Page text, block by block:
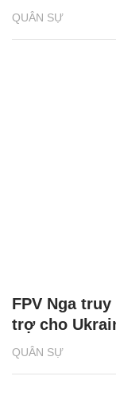
QUÂN SỰ
QUÂN SỰ
FPV Nga
trợ cho